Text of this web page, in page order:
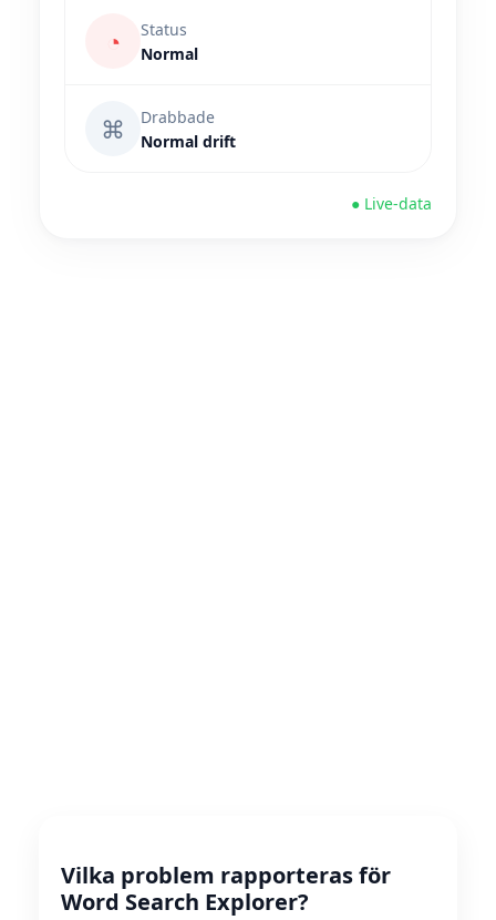
◔
Status
Normal
⌘
Drabbade
Normal drift
● Live-data
Vilka problem rapporteras för
Word Search Explorer?